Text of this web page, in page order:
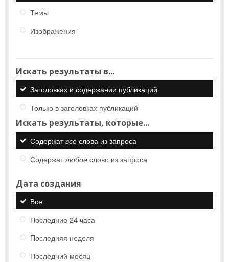
Темы
Изображения
Искать результаты в...
Заголовках и содержании публикаций
Только в заголовках публикаций
Искать результаты, которые...
Содержатвсе слова из запроса
Содержатлюбое слово из запроса
Дата создания
Все
Последние 24 часа
Последняя неделя
Последний месяц